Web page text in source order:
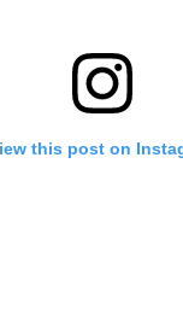
this post on